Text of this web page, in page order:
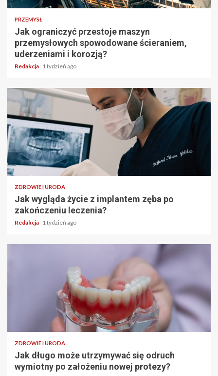
PRZEMYSŁ
Jak ograniczyć przestoje maszyn
przemysłowych spowodowane ścieraniem,
uderzeniami i korozją?
Redakcja 1 tydzień ago
ZDROWIE I URODA
Jak wygląda życie z implantem zęba po
zakończeniu leczenia?
Redakcja 1 tydzień ago
ZDROWIE I URODA
Jak długo może utrzymywać się odruch
wymiotny po założeniu nowej protezy?